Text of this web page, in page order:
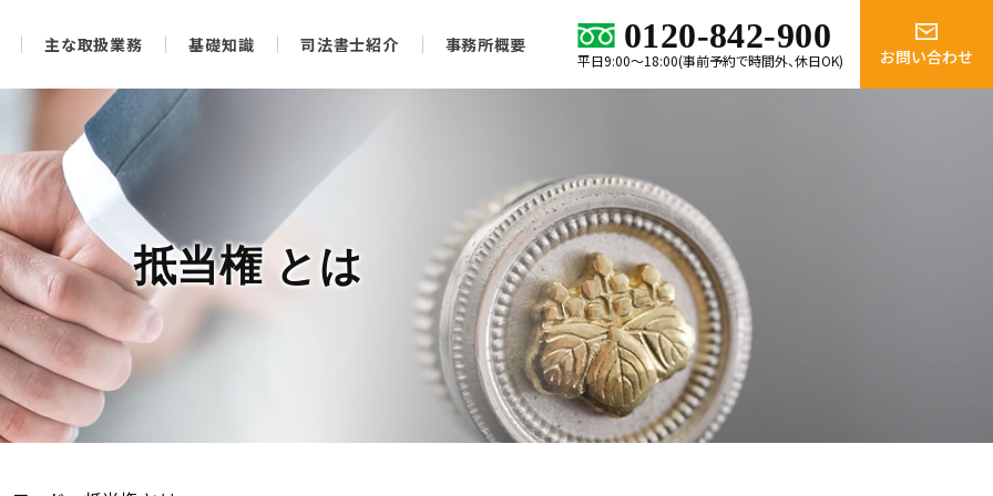
0120-842-900
平日9:00～18:00(事前予約で時間外、休日OK) お問い合わせ
主な取扱業務 基礎知識 司法書士紹介 事務所概要
抵当権 とは